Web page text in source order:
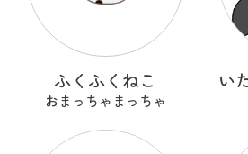
ふくふくねこ
おまっちゃまっちゃ